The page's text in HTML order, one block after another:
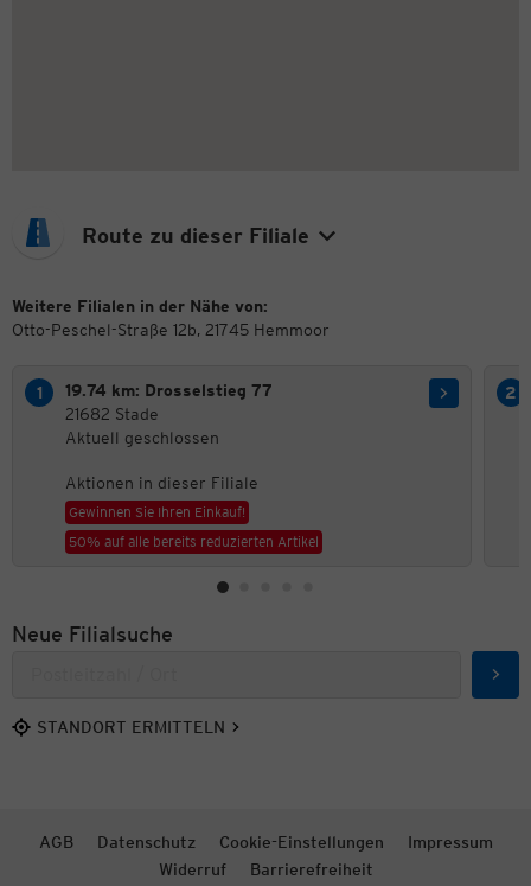
Route zu dieser Filiale
Weitere Filialen in der Nähe von:
Otto-Peschel-Straße 12b, 21745 Hemmoor
19.74 km: Drosselstieg 77
21682 Stade
Aktuell geschlossen
Aktionen in dieser Filiale
Gewinnen Sie Ihren Einkauf!
50% auf alle bereits reduzierten Artikel
Neue Filialsuche
STANDORT ERMITTELN
AGB Datenschutz Cookie-Einstellungen
Impressum
Widerruf
Barrierefreiheit